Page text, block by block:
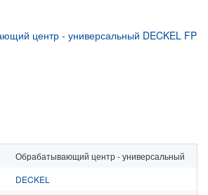
Обрабатывающий центр - универсальный
DECKEL